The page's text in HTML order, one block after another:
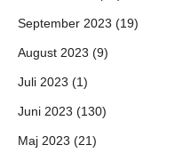
September 2023 (19)
August 2023 (9)
Juli 2023 (1)
Juni 2023 (130)
Maj 2023 (21)